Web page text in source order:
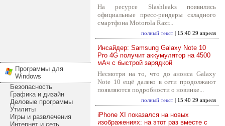
Программы для
Windows
Безопасность
Графика и дизайн
Деловые программы
Утилиты
Игры и развлечения
Интернет и сеть
На ресурсе Slashleaks появились
официальные пресс-рендеры складного
смартфона Motorola Razr...
полный текст | 15:40 29 апреля
Инсайдер: Samsung Galaxy Note 10
Pro 4G получит аккумулятор на 4500
мАч с быстрой зарядкой
Несмотря на то, что до анонса Galaxy
Note 10 ещё далеко в сети продолжают
появляются подробности о новинке...
полный текст | 15:40 29 апреля
iPhone XI показался на новых
изображениях: на этот раз вместе с